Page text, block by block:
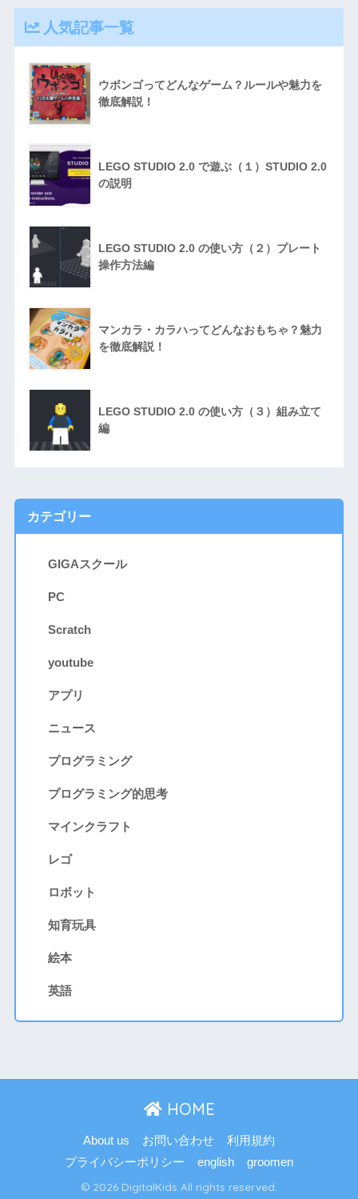
人気記事一覧
ウボンゴってどんなゲーム？ルールや魅力を
徹底解説！
LEGO STUDIO 2.0 で遊ぶ（１）STUDIO 2.0
の説明
LEGO STUDIO 2.0 の使い方（２）プレート
操作方法編
マンカラ・カラハってどんなおもちゃ？魅力
を徹底解説！
LEGO STUDIO 2.0 の使い方（３）組み立て
編
カテゴリー
GIGAスクール
PC
Scratch
youtube
アプリ
ニュース
プログラミング
プログラミング的思考
マインクラフト
レゴ
ロボット
知育玩具
絵本
英語
HOME
About us お問い合わせ
利用規約
プライバシーポリシー
english groomen
© 2026 DigitalKids All rights reserved.